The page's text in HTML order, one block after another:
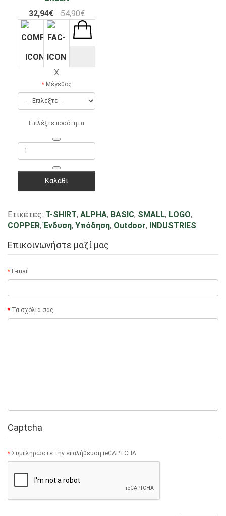
32,94€
54,90€
X
Μέγεθος
Επιλέξτε ποσότητα
Καλάθι
Ετικέτες: T-SHIRT, ALPHA, BASIC, SMALL, LOGO,
COPPER,Ένδυση, Υπόδηση, Outdoor, INDUSTRIES
Επικοινωνήστε μαζί μας
E-mail
Τα σχόλια σας
Captcha
Συμπληρώστε την επαλήθευση reCAPTCHA